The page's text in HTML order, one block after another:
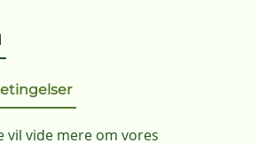
vil vide mere om vores